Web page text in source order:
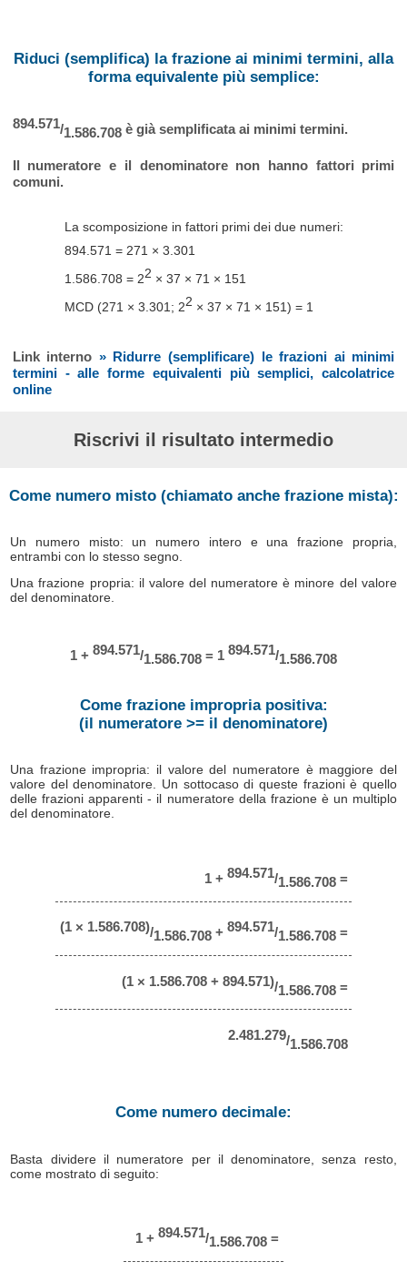
Riduci (semplifica) la frazione ai minimi termini, alla
forma equivalente più semplice:
894.571/1.586.708è già semplificata ai minimi termini.
Il numeratore e il denominatore non hanno fattori primi
comuni.
La scomposizione in fattori primi dei due numeri:
894.571 = 271 × 3.301
1.586.708 = 22 × 37 × 71 × 151
MCD (271 × 3.301; 22 × 37 × 71 × 151) = 1
Link interno » Ridurre (semplificare) le frazioni ai minimi
termini - alle forme equivalenti più semplici, calcolatrice
online
Riscrivi il risultato intermedio
Come numero misto (chiamato anche frazione mista):
Un numero misto: un numero intero e una frazione propria,
entrambi con lo stesso segno.
Una frazione propria: il valore del numeratore è minore del valore
del denominatore.
1 + 894.571/1.586.708 = 1 894.571/1.586.708
Come frazione impropria positiva:
(il numeratore >= il denominatore)
Una frazione impropria: il valore del numeratore è maggiore del
valore del denominatore. Un sottocaso di queste frazioni è quello
delle frazioni apparenti - il numeratore della frazione è un multiplo
del denominatore.
1 + 894.571/1.586.708=
(1 × 1.586.708)/1.586.708+ 894.571/1.586.708=
(1 × 1.586.708 + 894.571)/1.586.708=
2.481.279/1.586.708
Come numero decimale:
Basta dividere il numeratore per il denominatore, senza resto,
come mostrato di seguito:
1 + 894.571/1.586.708 =